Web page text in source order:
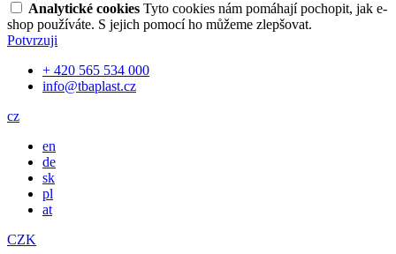
Analytické cookies Tyto cookies nám pomáhají pochopit, jak e-
shop používáte. S jejich pomocí ho můžeme zlepšovat.
Potvrzuji
+ 420 565 534 000
info@tbaplast.cz
cz
en
de
sk
pl
at
CZK